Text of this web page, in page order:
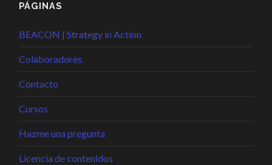
PÁGINAS
BEACON | Strategy in Action
Colaboradores
Contacto
Cursos
Hazme una pregunta
Licencia de contenidos